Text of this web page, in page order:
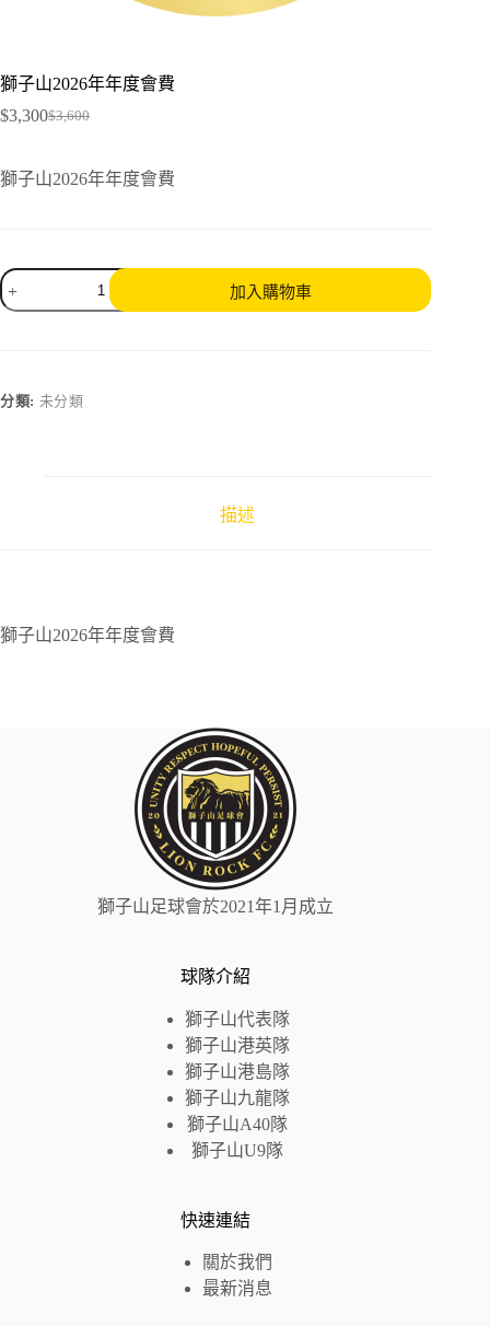
獅子山2026年年度會費
$3,600
Original
$3,600.
$3,300Current
$3,300.
獅子山2026年年度會費
獅
子
年
度
加入購物車
分類: 未分類
描述
獅子山2026年年度會費
獅子山足球會於2021年1月成立
球隊介紹
獅子山代表隊
獅子山港英隊
獅子山港島隊
獅子山九龍隊
獅子山A40隊
獅子山U9隊
快速連結
關於我們
最新消息